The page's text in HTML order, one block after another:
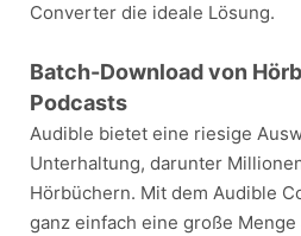
Converter die ideale Lösung.
Batch-Download von
Podcasts
Audible bietet eine riesige
Unterhaltung, darunter
Hörbüchern. Mit dem Audible
ganz einfach eine große